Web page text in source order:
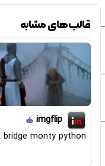
قالب‌های مشابه
imgflip
bridge monty python